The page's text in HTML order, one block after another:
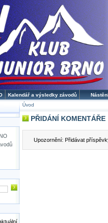
Kalendář a výsledky závodů
Úvod
PŘIDÁNÍ KOMENTÁŘE
Upozornění: Přidávat